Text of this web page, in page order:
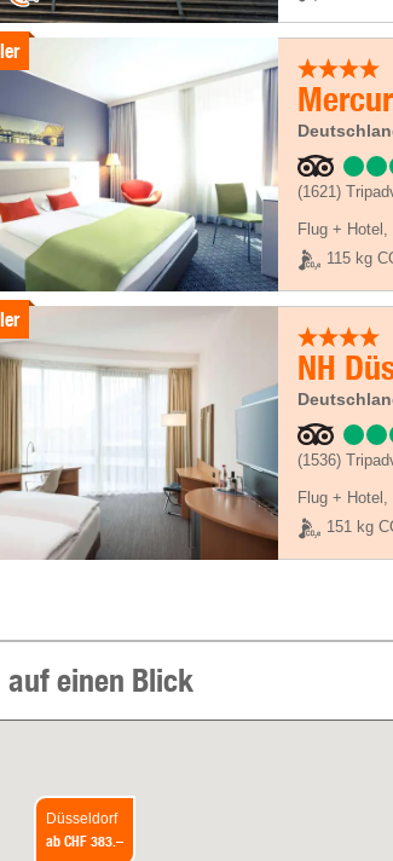
(1621)
Flug + Hotel ,
115 kg
NH
(1536)
Flug + Hotel ,
151 kg
auf einen Blick
Düsseldorf
ab CHF 383.–